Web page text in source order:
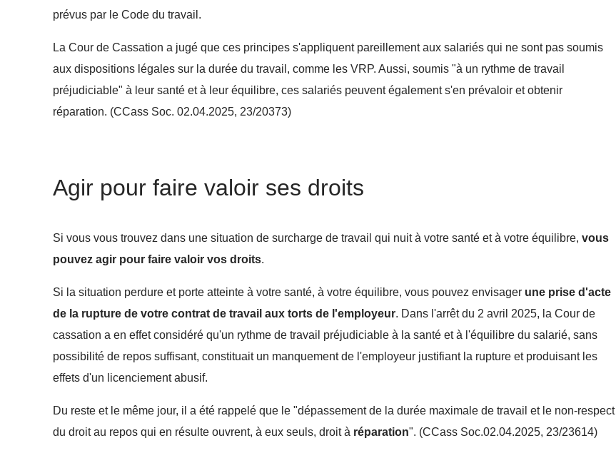
prévus par le Code du travail.
La Cour de Cassation a jugé que ces principes s'appliquent pareillement aux salariés qui ne sont pas soumis
aux dispositions légales sur la durée du travail, comme les VRP. Aussi, soumis "à un rythme de travail
préjudiciable" à leur santé et à leur équilibre, ces salariés peuvent également s'en prévaloir et obtenir
réparation. (CCass Soc. 02.04.2025, 23/20373)
Agir pour faire valoir ses droits
Si vous vous trouvez dans une situation de surcharge de travail qui nuit à votre santé et à votre équilibre,vous
pouvez agir pour faire valoir vos droits.
Si la situation perdure et porte atteinte à votre santé, à votre équilibre, vous pouvez envisager une prise d'acte
de la rupture de votre contrat de travail aux torts de l'employeur. Dans l'arrêt du 2 avril 2025, la Cour de
cassation a en effet considéré qu'un rythme de travail préjudiciable à la santé et à l'équilibre du salarié, sans
possibilité de repos suffisant, constituait un manquement de l'employeur justifiant la rupture et produisant les
effets d'un licenciement abusif.
Du reste et le même jour, il a été rappelé que le "dépassement de la durée maximale de travail et le non-respect
du droit au repos qui en résulte ouvrent, à eux seuls, droit à réparation". (CCass Soc.02.04.2025, 23/23614)